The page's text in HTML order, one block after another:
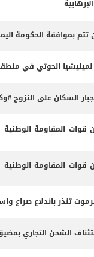
بموافقة الحكومة
الحوثي في
السكان على النزوح
المقاومة
المقاومة
تنذر باندلاع صراع
الشحن التجاري